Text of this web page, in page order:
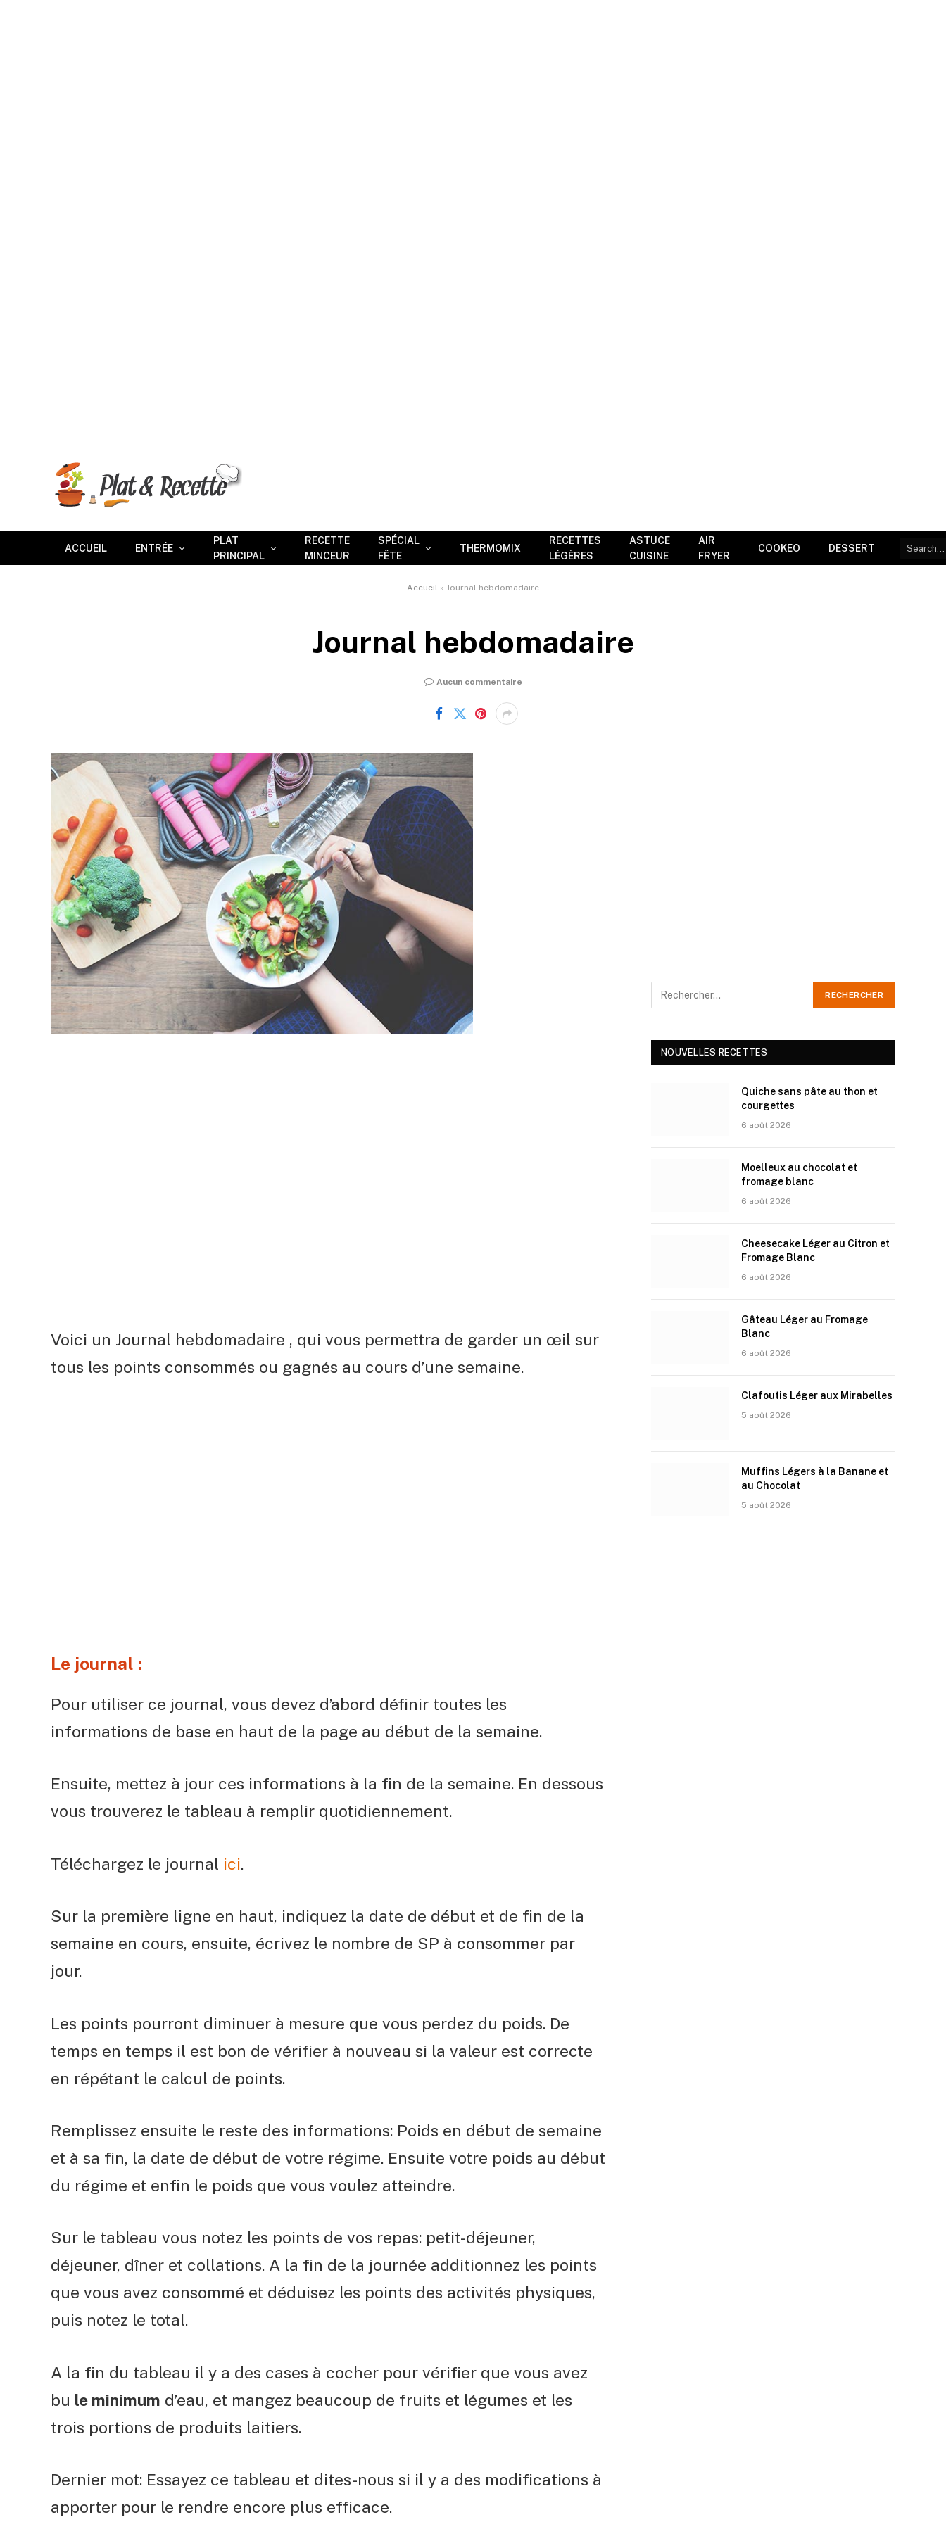
ACCUEIL ENTRÉE
PLAT
PRINCIPAL
RECETTE
MINCEUR
SPÉCIAL
FÊTE
THERMOMIX
RECETTES
LÉGÈRES
ASTUCE
CUISINE
AIR
FRYER
COOKEO DESSERT
Accueil » Journal hebdomadaire
Journal hebdomadaire
Aucun commentaire
Voici un Journal hebdomadaire , qui vous permettra de garder un œil sur
tous les points consommés ou gagnés au cours d’une semaine.
Le journal :
Pour utiliser ce journal, vous devez d’abord définir toutes les
informations de base en haut de la page au début de la semaine.
Ensuite, mettez à jour ces informations à la fin de la semaine. En dessous
vous trouverez le tableau à remplir quotidiennement.
Téléchargez le journal ici.
Sur la première ligne en haut, indiquez la date de début et de fin de la
semaine en cours, ensuite, écrivez le nombre de SP à consommer par
jour.
Les points pourront diminuer à mesure que vous perdez du poids. De
temps en temps il est bon de vérifier à nouveau si la valeur est correcte
en répétant le calcul de points.
Remplissez ensuite le reste des informations: Poids en début de semaine
et à sa fin, la date de début de votre régime. Ensuite votre poids au début
du régime et enfin le poids que vous voulez atteindre.
Sur le tableau vous notez les points de vos repas: petit-déjeuner,
déjeuner, dîner et collations. A la fin de la journée additionnez les points
que vous avez consommé et déduisez les points des activités physiques,
puis notez le total.
A la fin du tableau il y a des cases à cocher pour vérifier que vous avez
bu le minimum d’eau, et mangez beaucoup de fruits et légumes et les
trois portions de produits laitiers.
Dernier mot: Essayez ce tableau et dites-nous si il y a des modifications à
apporter pour le rendre encore plus efficace.
NOUVELLES RECETTES
Quiche sans pâte au thon et
courgettes
6 août 2026
Moelleux au chocolat et
fromage blanc
6 août 2026
Cheesecake Léger au Citron et
Fromage Blanc
6 août 2026
Gâteau Léger au Fromage
Blanc
6 août 2026
Clafoutis Léger aux Mirabelles
5 août 2026
Muffins Légers à la Banane et
au Chocolat
5 août 2026